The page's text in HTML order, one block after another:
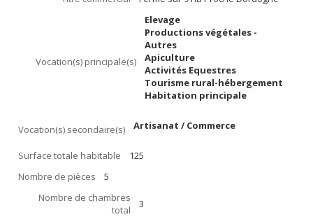
Vocation(s) principale(s)
Elevage
Productions végétales -
Autres
Apiculture
Activités Equestres
Tourisme rural-hébergement
Habitation principale
Vocation(s) secondaire(s) Artisanat / Commerce
Surface totale habitable
125
Nombre de pièces
5
Nombre de chambres
total
3